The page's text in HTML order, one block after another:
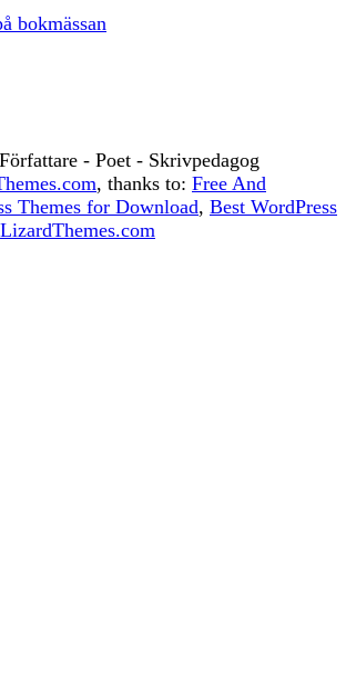
bokmässan
- Poet - Skrivpedagog
, thanks to: Free And
Themes for Download, Best WordPress
LizardThemes.com